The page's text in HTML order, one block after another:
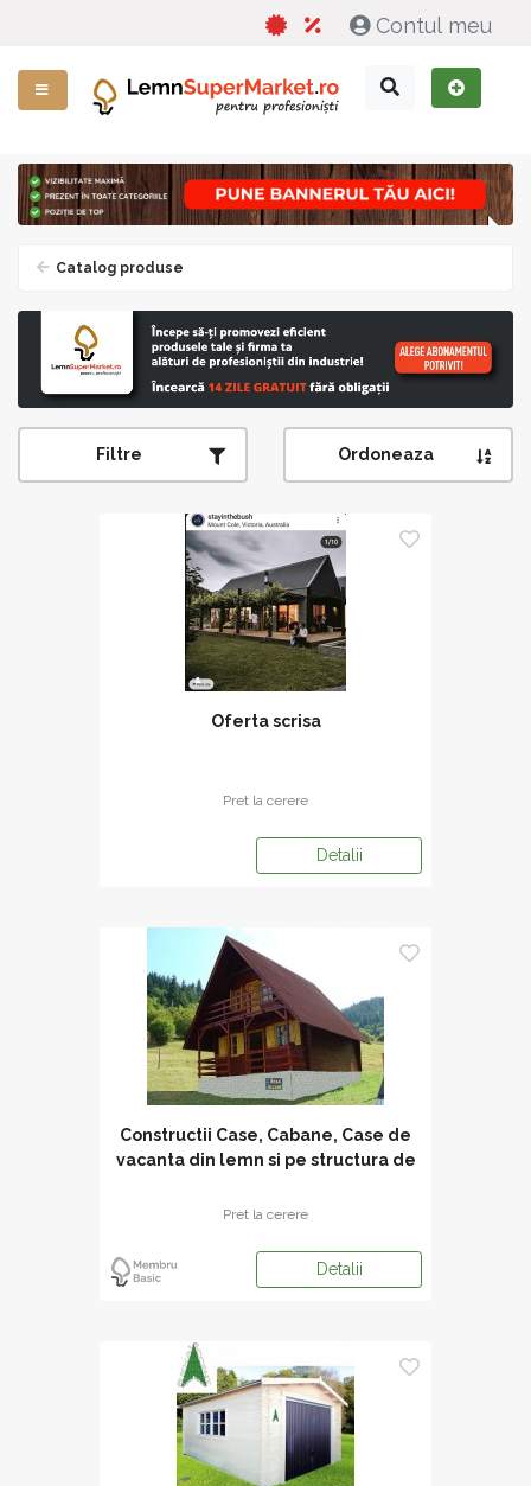
Contul meu
Catalog produse
Filtre Ordoneaza
Oferta scrisa
Pret la cerere
Detalii
Constructii Case, Cabane, Case de
vacanta din lemn si pe structura de
Pret la cerere
Detalii